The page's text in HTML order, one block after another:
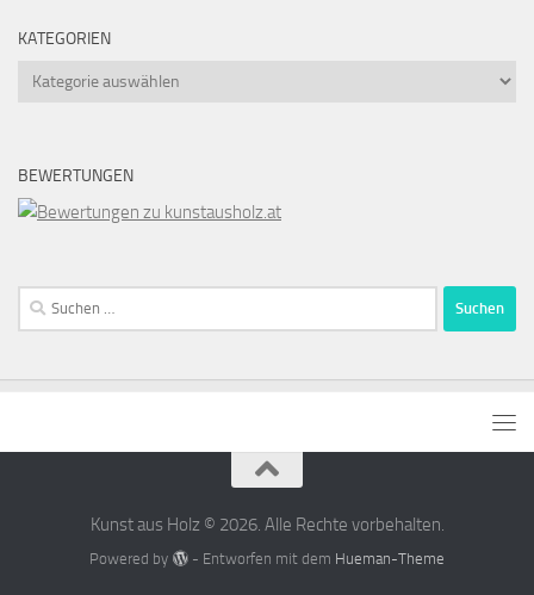
KATEGORIEN
Kategorien
BEWERTUNGEN
Suchen
nach:
Kunst aus Holz © 2026. Alle Rechte vorbehalten.
Powered by - Entworfen mit dem Hueman-Theme